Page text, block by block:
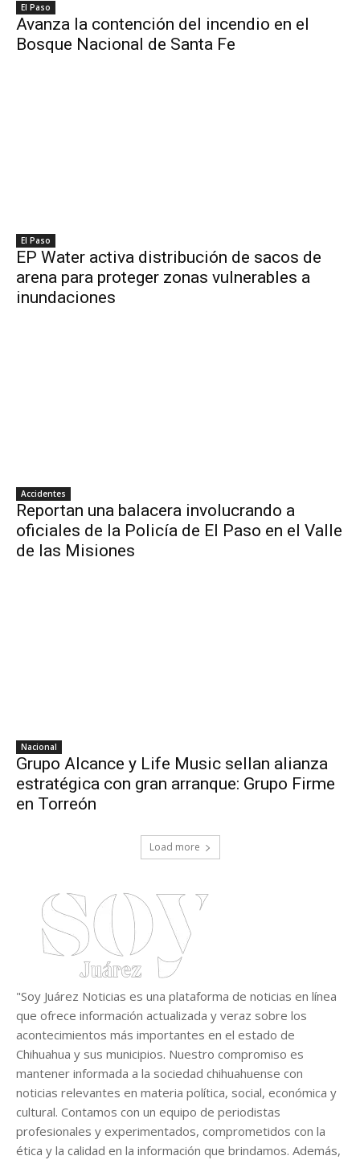
El Paso
Avanza la contención del incendio en el
Bosque Nacional de Santa Fe
El Paso
EP Water activa distribución de sacos de
arena para proteger zonas vulnerables a
inundaciones
Accidentes
Reportan una balacera involucrando a
oficiales de la Policía de El Paso en el Valle
de las Misiones
Nacional
Grupo Alcance y Life Music sellan alianza
estratégica con gran arranque: Grupo Firme
en Torreón
Load more
"Soy Juárez Noticias es una plataforma de noticias en línea
que ofrece información actualizada y veraz sobre los
acontecimientos más importantes en el estado de
Chihuahua y sus municipios. Nuestro compromiso es
mantener informada a la sociedad chihuahuense con
noticias relevantes en materia política, social, económica y
cultural. Contamos con un equipo de periodistas
profesionales y experimentados, comprometidos con la
ética y la calidad en la información que brindamos. Además,